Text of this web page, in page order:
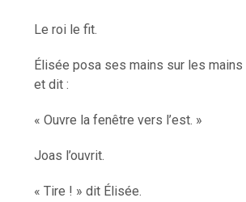
Le roi le fit.
Élisée posa ses mains sur les mains
et dit :
« Ouvre la fenêtre vers l’est. »
Joas l’ouvrit.
« Tire ! » dit Élisée.